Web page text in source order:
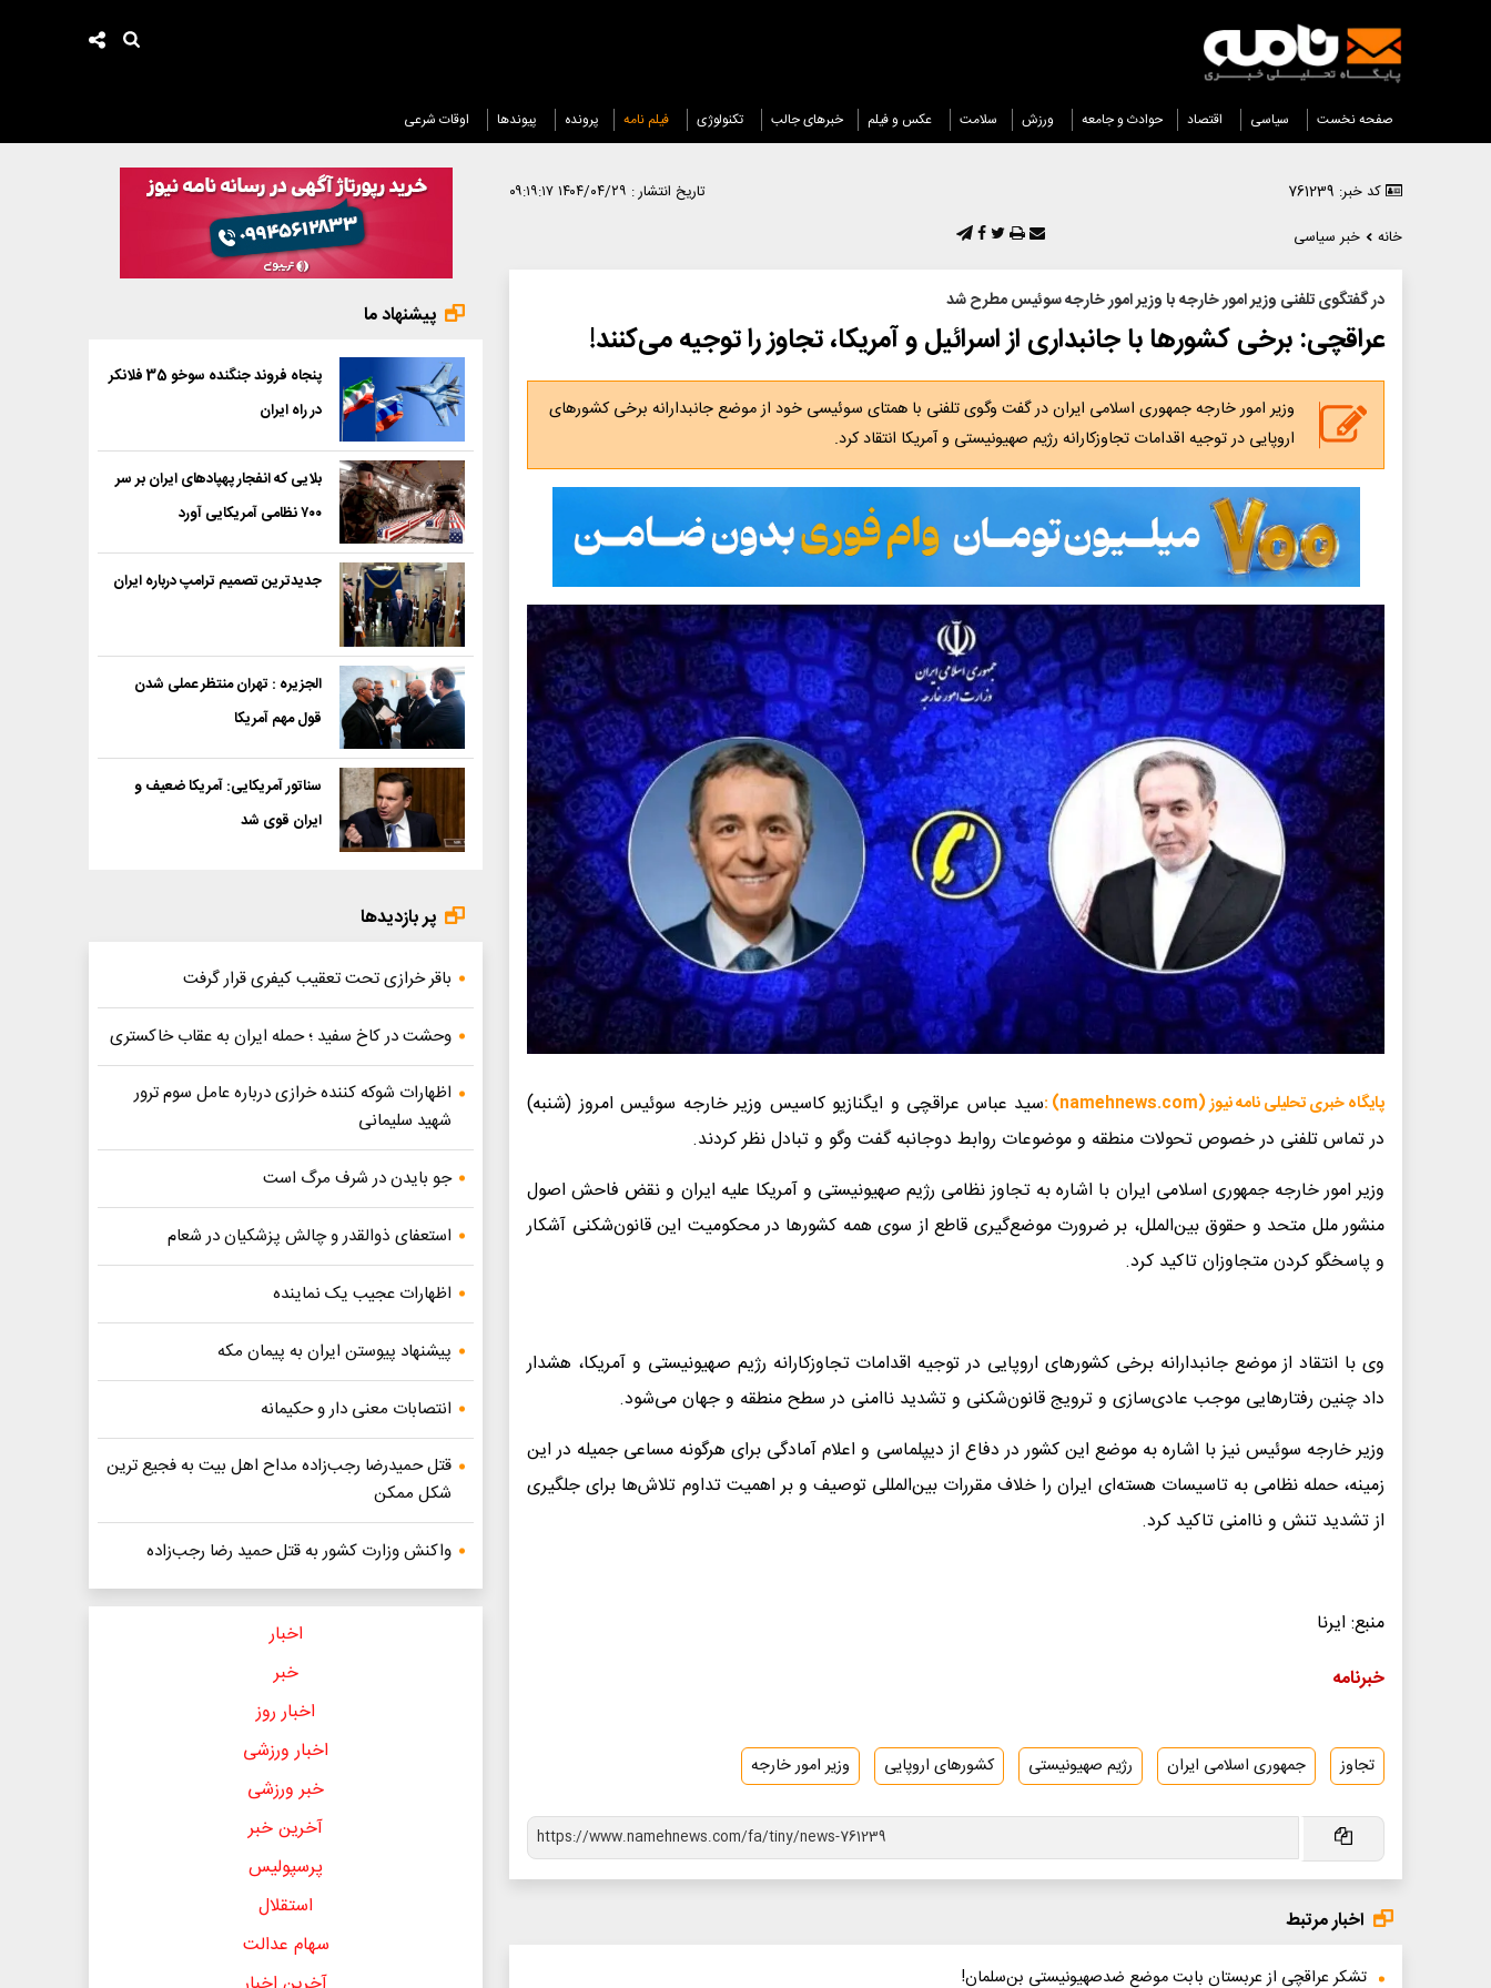
صفحه نخست سیاسی اقتصاد حوادث و جامعه ورزش سلامت عکس و فیلم خبرهای جالب تکنولوژی فیلم نامه پرونده پیوندها اوقات شرعی
کد خبر: 761239 تاریخ انتشار : ۱۴۰۴/۰۴/۲۹ ۰۹:۱۹:۱۷
خانه
خبر سیاسی
در گفتگوی تلفنی وزیر امور خارجه با وزیر امور خارجه سوئیس مطرح شد
عراقچی: برخی کشورها با جانبداری از اسرائیل و آمریکا، تجاوز را توجیه می‌کنند!
وزیر امور خارجه جمهوری اسلامی ایران در گفت وگوی تلفنی با همتای سوئیسی خود از موضع جانبدارانه برخی کشورهای
اروپایی در توجیه اقدامات تجاوزکارانه رژیم صهیونیستی و آمریکا انتقاد کرد.
پایگاه خبری تحلیلی نامه نیوز (namehnews.com) :
سید عباس عراقچی و ایگنازیو کاسیس وزیر خارجه سوئیس امروز (شنبه)
در تماس تلفنی در خصوص تحولات منطقه و موضوعات روابط دوجانبه گفت وگو و تبادل نظر کردند.
وزیر امور خارجه جمهوری اسلامی ایران با اشاره به تجاوز نظامی رژیم صهیونیستی و آمریکا علیه ایران و نقض فاحش اصول
منشور ملل متحد و حقوق بین‌الملل، بر ضرورت موضع‌گیری قاطع از سوی همه کشورها در محکومیت این قانون‌شکنی آشکار
و پاسخگو کردن متجاوزان تاکید کرد.
وی با انتقاد از موضع جانبدارانه برخی کشورهای اروپایی در توجیه اقدامات تجاوزکارانه رژیم صهیونیستی و آمریکا، هشدار
داد چنین رفتارهایی موجب عادی‌سازی و ترویج قانون‌شکنی و تشدید ناامنی در سطح منطقه و جهان می‌شود.
وزیر خارجه سوئیس نیز با اشاره به موضع این کشور در دفاع از دیپلماسی و اعلام آمادگی برای هرگونه مساعی جمیله در این
زمینه، حمله نظامی به تاسیسات هسته‌ای ایران را خلاف مقررات بین‌المللی توصیف و بر اهمیت تداوم تلاش‌ها برای جلگیری
از تشدید تنش و ناامنی تاکید کرد.
منبع: ایرنا
خبرنامه
تجاوز جمهوری اسلامی ایران رژیم صهیونیستی کشورهای اروپایی وزیر امور خارجه
اخبار مرتبط
تشکر عراقچی از عربستان بابت موضع ضدصهیونیستی بن‌سلمان!
پیشنهاد ما
پنجاه فروند جنگنده سوخو 35 فلانکر
در راه ایران
بلایی که انفجار پهپادهای ایران بر سر
۷۰۰ نظامی آمریکایی آورد
جدیدترین تصمیم ترامپ درباره ایران
الجزیره : تهران منتظر عملی شدن
قول مهم آمریکا
سناتور آمریکایی: آمریکا ضعیف و
ایران قوی شد
پر بازدیدها
باقر خرازی تحت تعقیب کیفری قرار گرفت
وحشت در کاخ سفید ؛ حمله ایران به عقاب خاکستری
اظهارات شوکه کننده خرازی درباره عامل سوم ترور
شهید سلیمانی
جو بایدن در شرف مرگ است
استعفای ذوالقدر و چالش پزشکیان در شعام
اظهارات عجیب یک نماینده
پیشنهاد پیوستن ایران به پیمان مکه
انتصابات معنی دار و حکیمانه
قتل حمیدرضا رجب‌زاده مداح اهل بیت به فجیع ترین
شکل ممکن
واکنش وزارت کشور به قتل حمید رضا رجب‌زاده
اخبار
خبر
اخبار روز
اخبار ورزشی
خبر ورزشی
آخرین خبر
پرسپولیس
استقلال
سهام عدالت